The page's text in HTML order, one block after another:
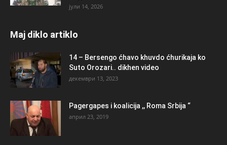
јули 14, 2026
Maj diklo artiklo
14 – Bersengo ćhavo khuvdo ćhurikaja ko
Suto Orozari.. dikhen video
декември 13, 2023
Pagergapes i koalicija ,, Roma Srbija “
април 23, 2019